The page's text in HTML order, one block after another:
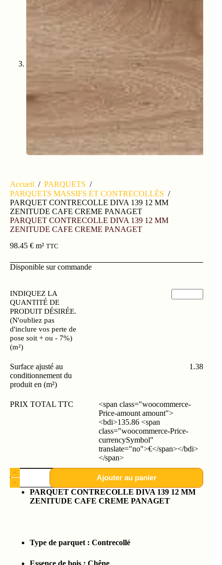
Accueil / PARQUETS /
PARQUETS MASSIFS ET CONTRECOLLÉS /
PARQUET CONTRECOLLE DIVA 139 12 MM
ZENITUDE CAFE CREME PANAGET
PARQUET CONTRECOLLE DIVA 139 12 MM
ZENITUDE CAFE CREME PANAGET
98.45 € m² TTC
Disponible sur commande
INDIQUEZ LA
QUANTITÉ DE
PRODUIT DÉSIRÉE.
(N'oubliez pas
d'inclure vos perte de
pose soit + ou - 7%)
(m²)
Surface ajusté au
conditionnement du
produit en (m²)
1.38
PRIX TOTAL TTC
<span class="woocommerce-
Price-amount amount">
<bdi>135.86 <span
class="woocommerce-Price-
currencySymbol"
translate="no">€</span></bdi>
</span>
Ajouter au panier
PARQUET CONTRECOLLE DIVA 139 12 MM
ZENITUDE CAFE CREME PANAGET
Type de parquet : Contrecollé
Essence de bois : Chêne